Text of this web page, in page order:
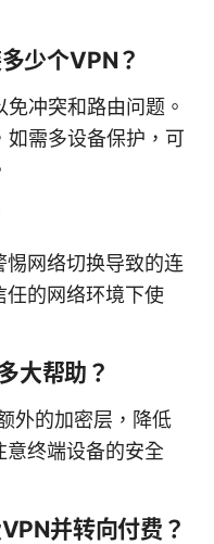
少个VPN？
冲突和路由问题。
如需多设备保护，可
网络切换导致的连
任的网络环境下使
大帮助？
外的加密层，降低
终端设备的安全
并转向付费？